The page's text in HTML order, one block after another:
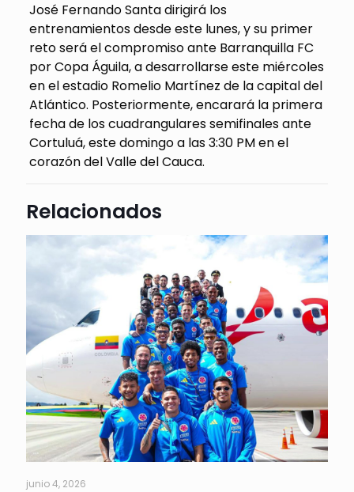
José Fernando Santa dirigirá los
entrenamientos desde este lunes, y su primer
reto será el compromiso ante Barranquilla FC
por Copa Águila, a desarrollarse este miércoles
en el estadio Romelio Martínez de la capital del
Atlántico. Posteriormente, encarará la primera
fecha de los cuadrangulares semifinales ante
Cortuluá, este domingo a las 3:30 PM en el
corazón del Valle del Cauca.
Relacionados
junio 4, 2026